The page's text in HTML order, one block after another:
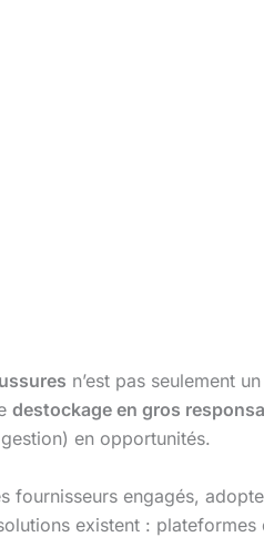
n’est pas seulement
destockage en gros
en opportunités.
fournisseurs engagés,
existent :